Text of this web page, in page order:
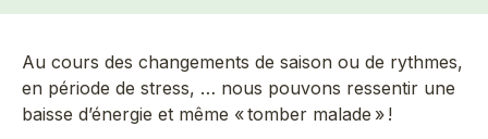
Au cours des changements de saison ou de rythmes,
en période de stress, … nous pouvons ressentir une
baisse d’énergie et même « tomber malade » !